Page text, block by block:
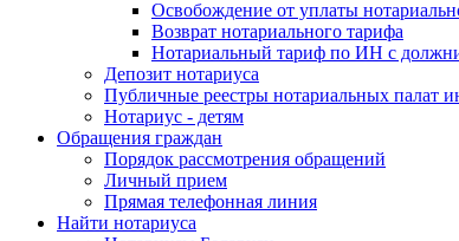
Освобождение от уплаты
Возврат нотариального тарифа
Нотариальный тариф по ИН с
Депозит нотариуса
Публичные реестры нотариальных палат
Нотариус - детям
Обращения граждан
Порядок рассмотрения обращений
Личный прием
Прямая телефонная линия
Найти нотариуса